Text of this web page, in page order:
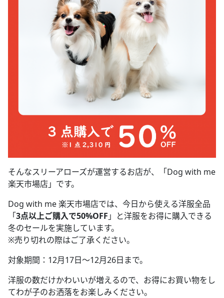
そんなスリーアローズが運営するお店が、「Dog with me
楽天市場店」です。
Dog with me 楽天市場店では、今日から使える洋服全品
「3点以上ご購入で50%OFF 」と洋服をお得に購入できる
冬のセールを実施しています。
※売り切れの際はご了承ください。
対象期間：12月17日～12月26日まで。
洋服の数だけかわいいが増えるので、お得にお買い物をし
てわが子のお洒落をお楽しみください。